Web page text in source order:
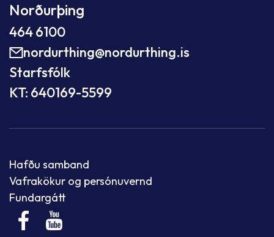
Norðurþing
464 6100
nordurthing@nordurthing.is
Starfsfólk
KT: 640169-5599
Hafðu samband
Vafrakökur og persónuvernd
Fundargátt